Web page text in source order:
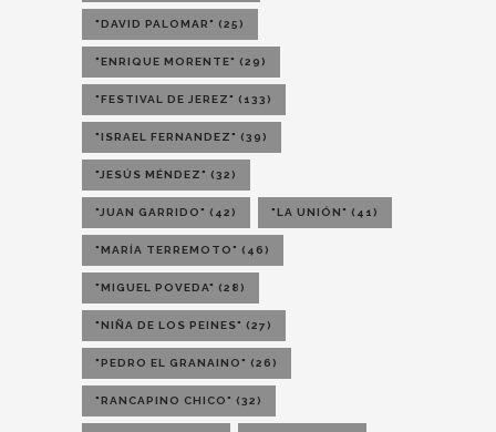
"DAVID PALOMAR" (25)
"ENRIQUE MORENTE" (29)
"FESTIVAL DE JEREZ" (133)
"ISRAEL FERNANDEZ" (39)
"JESÚS MÉNDEZ" (32)
"JUAN GARRIDO" (42) "LA UNIÓN" (41)
"MARÍA TERREMOTO" (46)
"MIGUEL POVEDA" (28)
"NIÑA DE LOS PEINES" (27)
"PEDRO EL GRANAINO" (26)
"RANCAPINO CHICO" (32)